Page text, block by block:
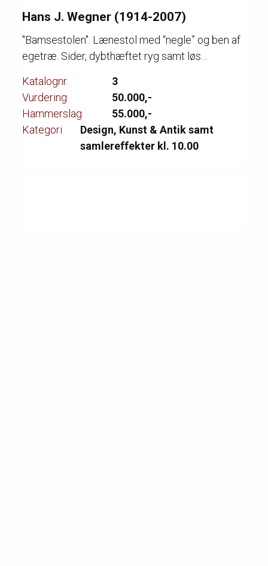
Hans J. Wegner (1914-2007)
"Bamsestolen". Lænestol med “negle” og ben af
egetræ. Sider, dybthæftet ryg samt løs
19. Formgivet 1951. Udført hos PP Møbler med
brændemærke herfra.
Katalognr.
3
Vurdering
50.000,-
Hammerslag
55.000,-
Kategori
Design, Kunst & Antik samt
samlereffekter kl. 10.00